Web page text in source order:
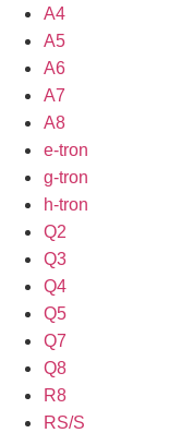
A4
A5
A6
A7
A8
e-tron
g-tron
h-tron
Q2
Q3
Q4
Q5
Q7
Q8
R8
RS/S